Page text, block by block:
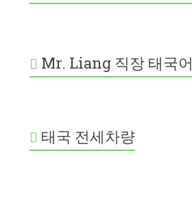
Mr. Liang 직장 태국어
태국 전세차량